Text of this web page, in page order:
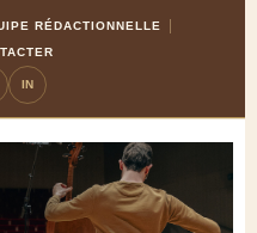
RÉDACTIONNELLE
IN